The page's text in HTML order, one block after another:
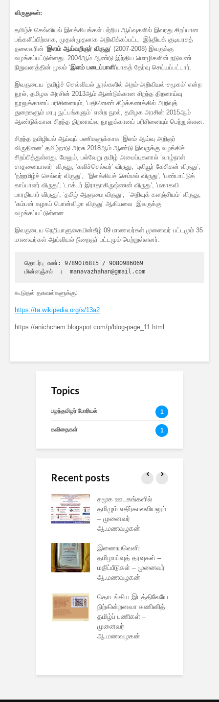
விருதுகள்:
தமிழ்ச் செவ்வியல் இலக்கியங்கள் பற்றிய ஆய்வுகளில் இவரது சிறப்பான
பங்களிப்பிற்காக, முதன்முதலாக அறிவிக்கப்பட்ட இந்தியக் குடியரசுத்
தலைவரின் ‘இளம் ஆய்வறிஞர் விருது’ (2007-2008) இவருக்கு
வழங்கப்பட்டுள்ளது. 2004ஆம் ஆண்டு இந்திய மொழிகளின் நடுவண்
நிறுவனத்தின் மூலம் ‘இளம் படைப்பாளி’யாகத் தேர்வு செய்யப்பட்டார்.
இவருடைய ‘தமிழ்ச் செவ்வியல் நூல்களில் அறம்-அறிவியல்-சமூகம்’ என்ற
நூல், தமிழக அரசின் 2013ஆம் ஆண்டுக்கான சிறந்த திறனாய்வு
நூலுக்கானப் பரிசினையும், ‘பதினெண் கீழ்க்கணக்கில் அறிவுத்
துறைகளும் மரபு நுட்பங்களும்’ என்ற நூல், தமிழக அரசின் 2015ஆம்
ஆண்டுக்கான சிறந்த திறனாய்வு நூலுக்கானப் பரிசினையும் பெற்றுள்ளன.
சிறந்த தமிழியல் ஆய்வுப் பணிகளுக்காக ‘இளம் ஆய்வு அறிஞர்
விருதினை’ தமிழ்நாடு அரசு 2018ஆம் ஆண்டு இவருக்கு வழங்கிச்
சிறப்பித்துள்ளது. மேலும், பல்வேறு தமிழ் அமைப்புகளால் ‘வாழ்நாள்
சாதனையாளர்’ விருது, ‘கவிச்செல்வர்’ விருது, ‘புலியூர் கேசிகன் விருது’,
‘நற்றமிழ்ச் செல்வர் விருது’, ‘இலக்கியச் செம்மல் விருது’, ‘பண்பாட்டுக்
காப்பாளர் விருது’, ‘டாக்டர் இராதாகிருஷ்ணன் விருது’, ‘மகாகவி
பாரதியார் விருது’, ‘தமிழ் ஆளுமை விருது’, ‘அறிவுக் களஞ்சியம்’ விருது,
‘கம்பன் கழகப் பொன்விழா விருது’ ஆகியவை இவருக்கு
வழங்கப்பட்டுள்ளன.
இவருடைய நெறியாளுகையின்கீழ் 09 மாணவர்கள் முனைவர் பட்டமும் 35
மாணவர்கள் ஆய்வியல் நிறைஞர் பட்டமும் பெற்றுள்ளனர்.
தொடர்பு எண்: 9789016815 / 9080986069
மின்னஞ்சல்  :  manavazhahan@gmail.com
கூடுதல் தகவல்களுக்கு:
https://ta.wikipedia.org/s/13a2
https://anichchem.blogspot.com/p/blog-page_11.html
Topics
பழந்தமிழர் போரியல் 1
கவிதைகள் 1
Recent posts
சமூக ஊடகங்களில்
தமிழும் எதிர்காலவியலும்
– முனைவர்
ஆ.மணவழகன்
இணையவெளி:
தமிழாய்வுத் தரவுகள் –
மதிப்பீடுகள் – முனைவர்
ஆ.மணவழகன்
தொடங்கிய இடத்திலேயே
நிற்கின்றனவா கணினித்
தமிழ்ப் பணிகள் –
முனைவர்
ஆ.மணவழகன்